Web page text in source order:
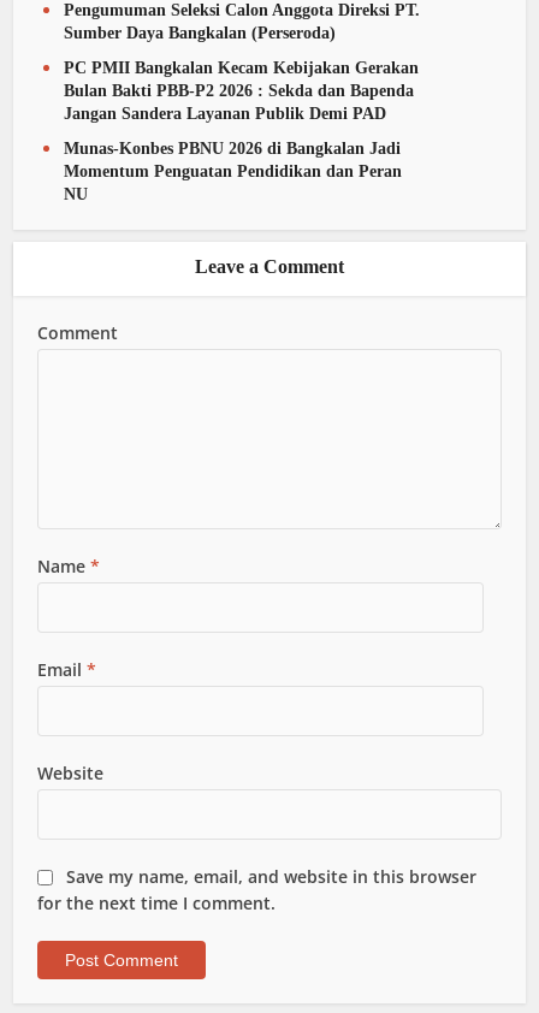
Pengumuman Seleksi Calon Anggota Direksi PT.
Sumber Daya Bangkalan (Perseroda)
PC PMII Bangkalan Kecam Kebijakan Gerakan
Bulan Bakti PBB-P2 2026 : Sekda dan Bapenda
Jangan Sandera Layanan Publik Demi PAD
Munas-Konbes PBNU 2026 di Bangkalan Jadi
Momentum Penguatan Pendidikan dan Peran
NU
Leave a Comment
Comment
Name*
Email*
Website
Save my name, email, and website in this browser
for the next time I comment.